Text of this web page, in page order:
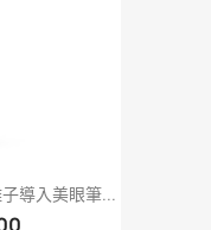
導入美眼筆...